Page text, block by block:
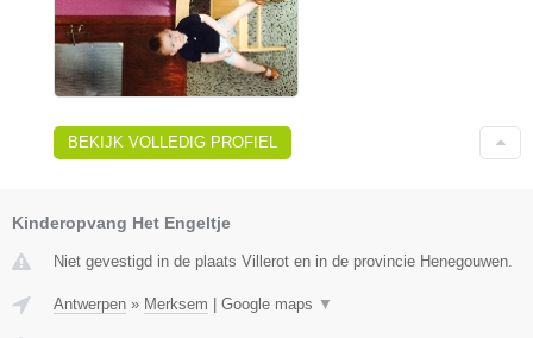
BEKIJK VOLLEDIG PROFIEL
Kinderopvang Het Engeltje
Niet gevestigd in de plaats Villerot en in de provincie Henegouwen.
Antwerpen » Merksem Google maps ▼